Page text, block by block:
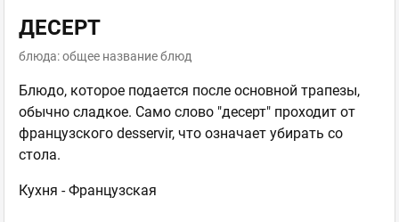
ДЕСЕРТ
блюда: общее название блюд
Блюдо, которое подается после основной трапезы,
обычно сладкое. Само слово "десерт" проходит от
французского desservir, что означает убирать со
стола.
Кухня -Французская